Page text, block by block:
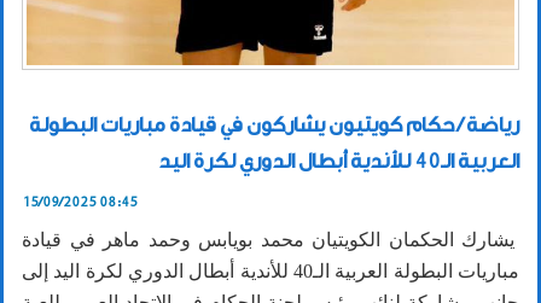
رياضة / حكام كويتيون يشاركون في قيادة مباريات البطولة
العربية الـ40 للأندية أبطال الدوري لكرة اليد
15/09/2025 08:45
يشارك الحكمان الكويتيان محمد بويابس وحمد ماهر في قيادة
مباريات البطولة العربية الـ40 للأندية أبطال الدوري لكرة اليد إلى